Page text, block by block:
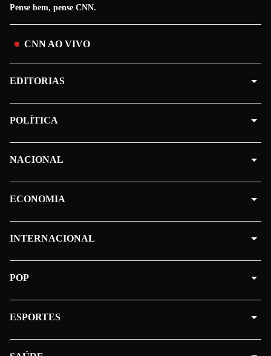
Pense bem, pense CNN.
CNN AO VIVO
EDITORIAS
POLÍTICA
NACIONAL
ECONOMIA
INTERNACIONAL
POP
ESPORTES